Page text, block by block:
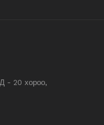
- 20 хороо,